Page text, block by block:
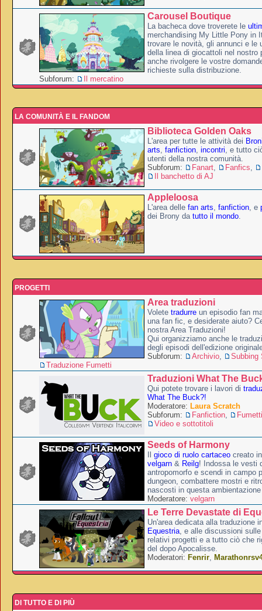
Carousel Boutique
La bacheca dove troverete le
merchandising My Little Pony in
trovare le novità, gli annunci e le
della linea di giocattoli nel nostro
anche rivolgere le vostre
richieste sulla distribuzione.
Subforum:
Il mercatino
LA COMUNITÀ E IL FANDOM
Biblioteca Golden Oaks
L'area per tutte le attività dei
arts, fanfiction, incontri, e tutto
utenti della nostra comunità.
Subforum:
Fanart, Fanfics,
Il banchetto di AJ
Appleloosa
L'area delle fan arts, fanfiction, e
dei Brony da tutto il mondo.
PROGETTI
Area traduzioni
Volete tradurre un episodio fan
una fan fic, e desiderate aiuto?
nostra Area Traduzioni!
Qui organizziamo anche le
degli episodi dell'edizione
Subforum:
Archivio,
Subbing
Traduzione Fumetti
Traduzioni What The
Qui potete trovare i lavori di
What The Buck?!
Moderatore: Laura Scratch
Subforum:
Fanfiction,
Fumetti
Video e sottotitoli
Seeds of Harmony
gioco di ruolo cartaceo creato
velgarn & Reilg! Indossa le vesti
antropomorfo e scendi in campo
dungeon, combattere mostri e
nascosti in questa
Moderatore: velgarn
Le Terre Devastate di
Un'area dedicata alla traduzione
Equestria, e alle discussioni
relativi progetti e a tutto ciò che
del dopo Apocalisse.
Moderatori: Fenrir,
DI TUTTO E DI PIÙ